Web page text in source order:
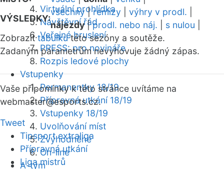
Virtuální prohlídka
Návštěvní řád
Veřejné bruslení
PRESS: pro novináře
Rozpis ledové plochy
Vstupenky
Permanentky 18/19
Přípravná utkání 18/19
Vstupenky 18/19
Uvolňování míst
Zvýhodněné
On-line
A-tým
VÝSLEDKY:
všechny|remízy výhry v prodl.
nájezdy|prodl. nebo náj. s nulou
Zobrazittabulkutéto sezóny a soutěže.
Zadaným parametrům nevyhovuje žádný zápas.
Vaše připomínky k této stránce uvítáme na
webmaster@esports.cz.
Tweet
Tipsport extraliga
Přípravná utkání
Liga mistrů